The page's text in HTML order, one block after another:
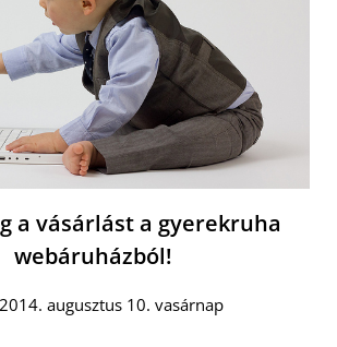
a vásárlást a gyerekruha
webáruházból!
augusztus 10. vasárnap